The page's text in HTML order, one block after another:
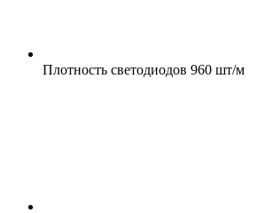
Плотность светодиодов 960 шт/м